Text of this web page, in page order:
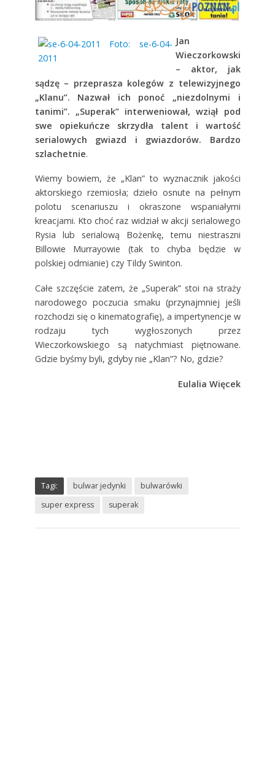
Jan
Wieczorkowski
– aktor, jak
sądzę – przeprasza kolegów z telewizyjnego
„Klanu”. Nazwał ich ponoć „niezdolnymi i
tanimi”. „Superak” interweniował, wziął pod
swe opiekuńcze skrzydła talent i wartość
serialowych gwiazd i gwiazdorów. Bardzo
szlachetnie.
Wiemy bowiem, że „Klan” to wyznacznik jakości
aktorskiego rzemiosła; dzieło osnute na pełnym
polotu scenariuszu i okraszone wspaniałymi
kreacjami. Kto choć raz widział w akcji serialowego
Rysia lub serialową Bożenkę, temu niestraszni
Billowie Murrayowie (tak to chyba będzie w
polskiej odmianie) czy Tildy Swinton.
Całe szczęście zatem, że „Superak” stoi na straży
narodowego poczucia smaku (przynajmniej jeśli
rozchodzi się o kinematografię), a impertynencje w
rodzaju tych wygłoszonych przez
Wieczorkowskiego są natychmiast piętnowane.
Gdzie byśmy byli, gdyby nie „Klan”? No, gdzie?
Eulalia Więcek
Tagi: bulwar jedynki
bulwarówki
super express
superak